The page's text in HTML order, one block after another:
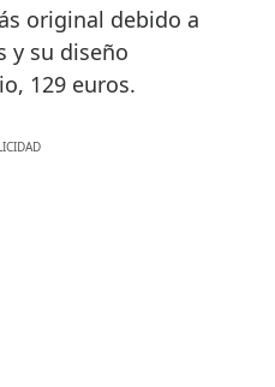
original debido a
y su diseño
129 euros.